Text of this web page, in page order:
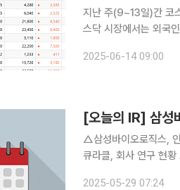
지난 주(9~13일)간 코
스닥 시장에서는 외국
텍으로, 139.43% 오
2025-06-14 09:00
[오늘의 IR] 삼성
△삼성바이오로직스, 인적분할 관련 설명 △지에이이
큐라클, 회사 연구 현황 소개 및 기업가치 제고
2025-05-29 07:24